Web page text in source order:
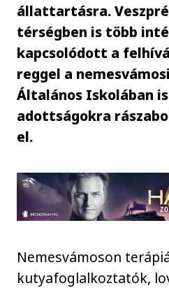
állattartásra.
térségben is több
kapcsolódott a
reggel a
Általános Iskolában
adottságokra
el.
Nemesvámoson
kutyafoglalkoztatók,